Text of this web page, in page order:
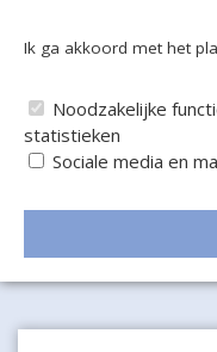
Ik ga akkoord met het
Noodzakelijke
statistieken
Sociale media en